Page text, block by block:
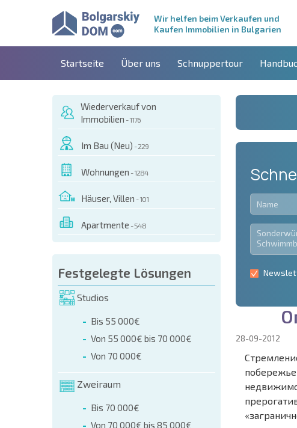
Wir helfen beim Verkaufen und
Kaufen Immobilien in Bulgarien
Startseite Über uns Schnuppertour
Wiederverkauf von
Immobilien - 1176
Im Bau (Neu) - 229
Wohnungen - 1284
Häuser, Villen - 101
Apartmente - 548
Festgelegte Lösungen
Studios
Bis 55 000€
Von 55 000€ bis 70 000€
Von 70 000€
Zweiraum
Bis 70 000€
Von 70 000€ bis 85 000€
О
28-09-2012